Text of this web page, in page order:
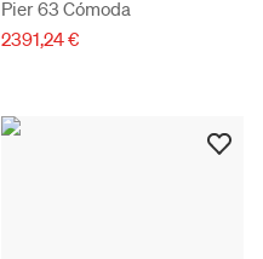
Pier 63 Cómoda
2391,24 €